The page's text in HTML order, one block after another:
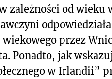
zależności od wieku
przez
Ponadto, jak
w Irlandii”